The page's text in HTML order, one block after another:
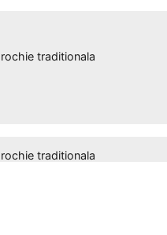
traditionala
traditionala